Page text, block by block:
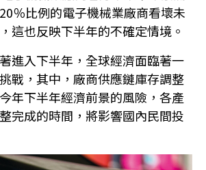
％比例的電子機械業廠商看壞未
這也反映下半年的不確定情境。
進入下半年，全球經濟面臨著一
戰，其中，廠商供應鏈庫存調整
年下半年經濟前景的風險，各產
完成的時間，將影響國內民間投